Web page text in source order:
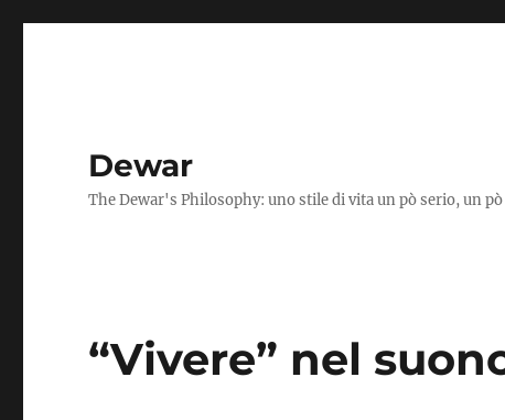
Dewar
The Dewar's Philosophy: uno stile di vita un pò serio, un
“Vivere” nel